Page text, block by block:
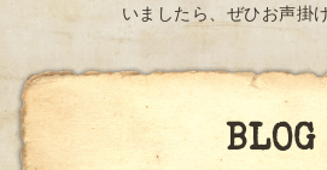
いましたら、ぜひお声掛
BLOG